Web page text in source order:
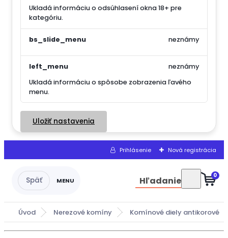
Ukladá informáciu o odsúhlasení okna 18+ pre
kategóriu.
bs_slide_menu neznámy
left_menu
Ukladá informáciu o spôsobe zobrazenia ľavého
menu.
neznámy
Uložiť nastavenia
Prihlásenie Nová registrácia
Hľadanie 0
Úvod Nerezové komíny Komínové diely antikorové